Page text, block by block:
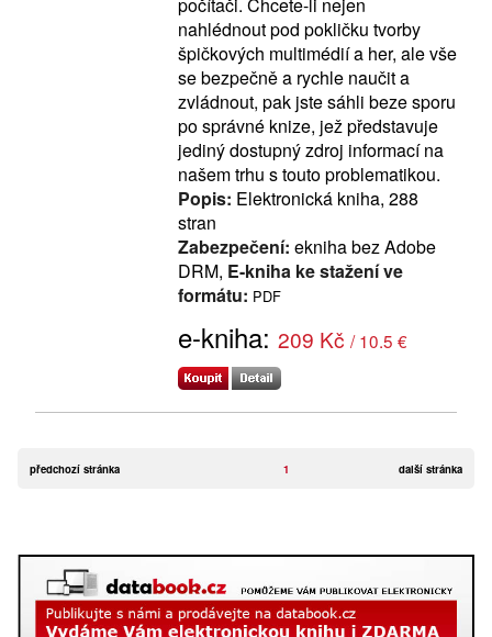
nahlédnout pod pokličku tvorby
špičkových multimédií a her, ale vše
se bezpečně a rychle naučit a
zvládnout, pak jste sáhli beze sporu
po správné knize, jež představuje
jediný dostupný zdroj informací na
našem trhu s touto problematikou.
Popis: Elektronická kniha, 288
stran
Zabezpečení: ekniha bez Adobe
DRM, E-kniha ke stažení ve
formátu: PDF
e-kniha: 209 Kč / 10.5 €
další stránka
předchozí stránka 1